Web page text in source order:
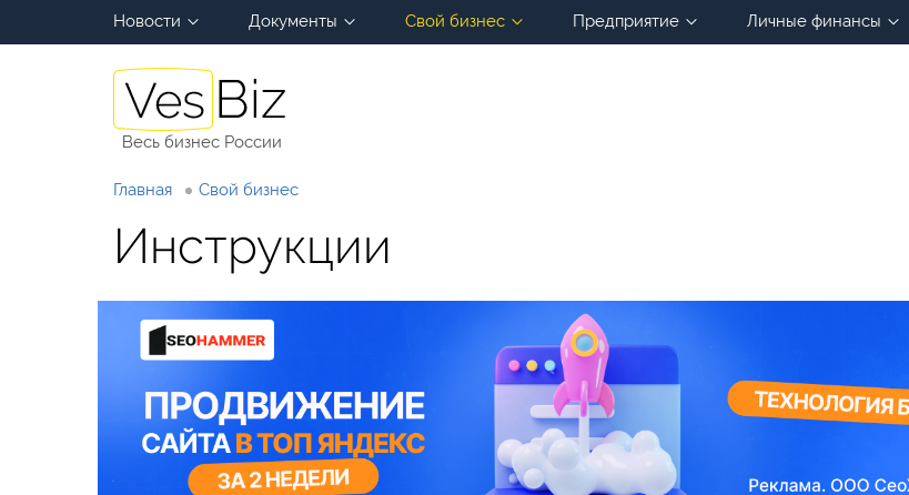
Новости Документы Свой бизнес Предприятие Личные финансы
Весь бизнес России
Главная Свой бизнес
Инструкции